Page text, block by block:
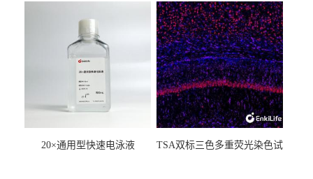
20×通用型快速电泳液
TSA双标三色多重荧光染色试